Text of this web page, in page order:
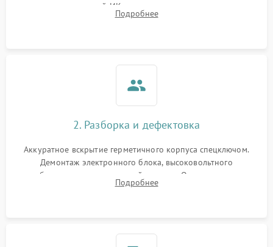
проверка встроенной ИК-подсветки и механизма выверки
прицельной сетки. Выявление видимых дефектов оптики и
Подробнее
2. Разборка и дефектовка
Аккуратное вскрытие герметичного корпуса спецключом.
Демонтаж электронного блока, высоковольтного
преобразователя и оптической системы. Осмотр контактов
на окисление и проверка целостности уплотнительных
Подробнее